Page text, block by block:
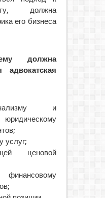
должна
его бизнеса
должна
адвокатская
и
услуг;
ценовой